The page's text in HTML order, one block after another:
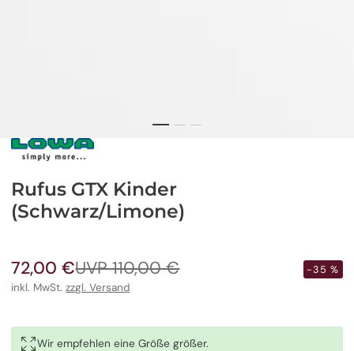
Rufus GTX Kinder
(Schwarz/Limone)
Verkaufspreis
72,00 €
Regulärer
Preis
UVP 110,00 € -35 %
inkl. MwSt.zzgl. Versand
Wir empfehlen eine Größe größer.